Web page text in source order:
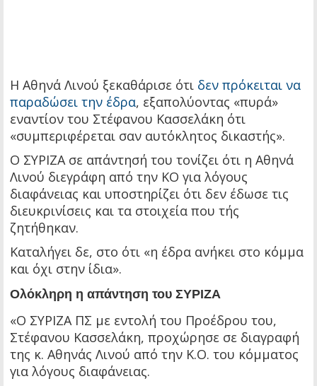
Η Αθηνά Λινού ξεκαθάρισε ότι δεν πρόκειται να
παραδώσει την έδρα, εξαπολύοντας «πυρά»
εναντίον του Στέφανου Κασσελάκη ότι
«συμπεριφέρεται σαν αυτόκλητος δικαστής».
Ο ΣΥΡΙΖΑ σε απάντησή του τονίζει ότι η Αθηνά
Λινού διεγράφη από την ΚΟ για λόγους
διαφάνειας και υποστηρίζει ότι δεν έδωσε τις
διευκρινίσεις και τα στοιχεία που τής
ζητήθηκαν.
Καταλήγει δε, στο ότι «η έδρα ανήκει στο κόμμα
και όχι στην ίδια».
Ολόκληρη η απάντηση του ΣΥΡΙΖΑ
«Ο ΣΥΡΙΖΑ ΠΣ με εντολή του Προέδρου του,
Στέφανου Κασσελάκη, προχώρησε σε διαγραφή
της κ. Αθηνάς Λινού από την Κ.Ο. του κόμματος
για λόγους διαφάνειας.